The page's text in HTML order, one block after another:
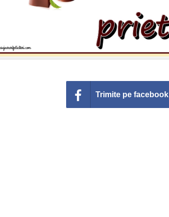
Trimite pe facebook